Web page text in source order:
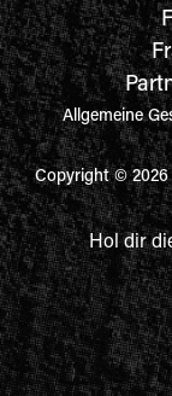
Allgemeine
Copyright © 2026
Hol dir